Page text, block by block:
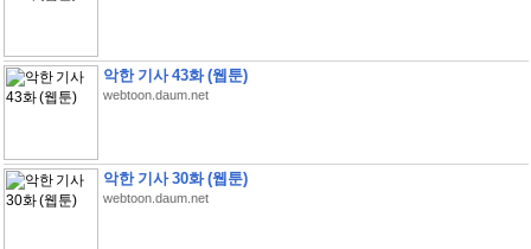
악한 기사 43화 (웹툰)
webtoon.daum.net
악한 기사 30화 (웹툰)
webtoon.daum.net